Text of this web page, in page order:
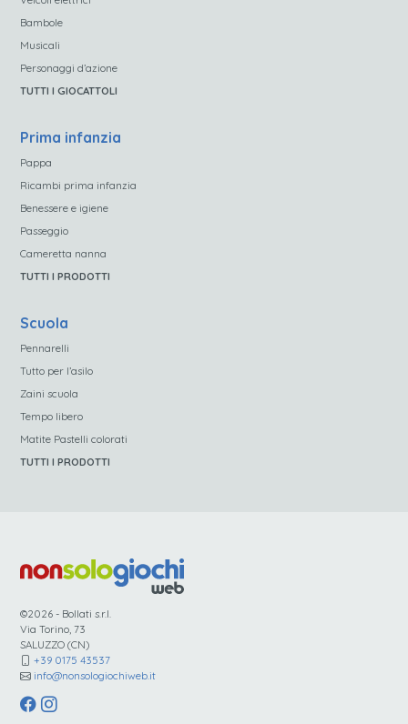
Bambole
Musicali
Personaggi d’azione
TUTTI I GIOCATTOLI
Prima infanzia
Pappa
Ricambi prima infanzia
Benessere e igiene
Passeggio
Cameretta nanna
TUTTI I PRODOTTI
Scuola
Pennarelli
Tutto per l’asilo
Zaini scuola
Tempo libero
Matite Pastelli colorati
TUTTI I PRODOTTI
©2026 - Bollati s.r.l.
Via Torino, 73
SALUZZO (CN)
+39 0175 43537
info@nonsologiochiweb.it